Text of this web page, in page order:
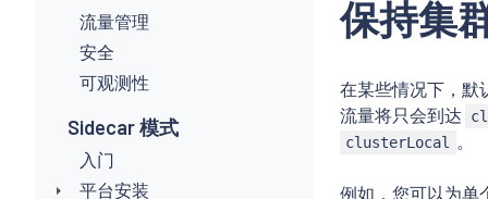
流量管理
安全
可观测性
Sidecar 模式
入门
平台安装
保持集
在某些情况下，默
流量将只会到达
clusterLocal
。
例如，您可以为单